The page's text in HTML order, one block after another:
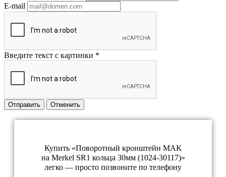
E-mail
Введите текст с картинки *
Отправить Отменить
Купить «Поворотный кронштейн MAK
на Merkel SR1 кольца 30мм (1024-30117)»
легко — просто позвоните по телефону